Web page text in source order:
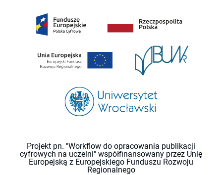
Projekt pn. "Workflow do opracowania publikacji
cyfrowych na uczelni" współfinansowany przez Unię
Europejską z Europejskiego Funduszu Rozwoju
Regionalnego